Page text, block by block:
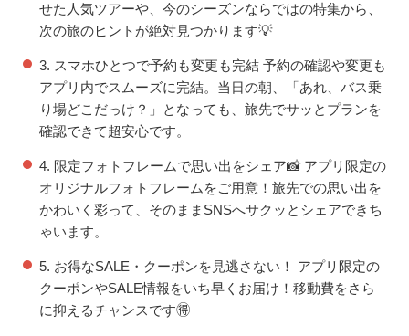
せた人気ツアーや、今のシーズンならではの特集から、
次の旅のヒントが絶対見つかります💡
3. スマホひとつで予約も変更も完結 予約の確認や変更も
アプリ内でスムーズに完結。当日の朝、「あれ、バス乗
り場どこだっけ？」となっても、旅先でサッとプランを
確認できて超安心です。
4. 限定フォトフレームで思い出をシェア📸アプリ限定の
オリジナルフォトフレームをご用意！旅先での思い出を
かわいく彩って、そのままSNSへサクッとシェアできち
ゃいます。
5. お得なSALE・クーポンを見逃さない！
アプリ限定の
クーポンやSALE情報をいち早くお届け！移動費をさら
に抑えるチャンスです🉐